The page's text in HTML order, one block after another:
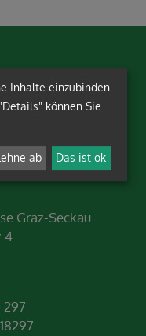
Graz-Seckau
4
297
Inhalte einzubinden
können Sie
ab Das ist ok